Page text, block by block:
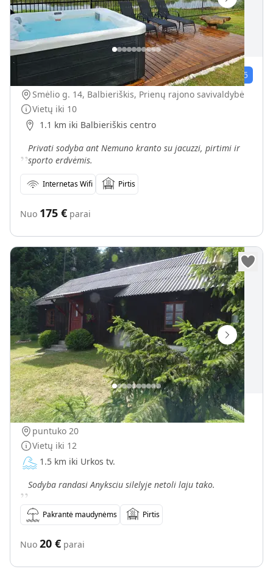
Nemunas Riverside 3įvert. 5.0/5
Smėlio g. 14, Balbieriškis, Prienų rajono savivaldybė
Vietų iki 10
1.1 km iki Balbieriškis centro
„Privati sodyba ant Nemuno kranto su jacuzzi, pirtimi ir
sporto erdvėmis.
Internetas Wifi Pirtis
Nuo 175 € parai
Vajos sodyba Anyksciu silelyje
puntuko 20
Vietų iki 12
1.5 km iki Urkos tv.
„Sodyba randasi Anyksciu silelyje netoli laju tako.
Pakrantė maudynėms Pirtis
Nuo 20 € parai